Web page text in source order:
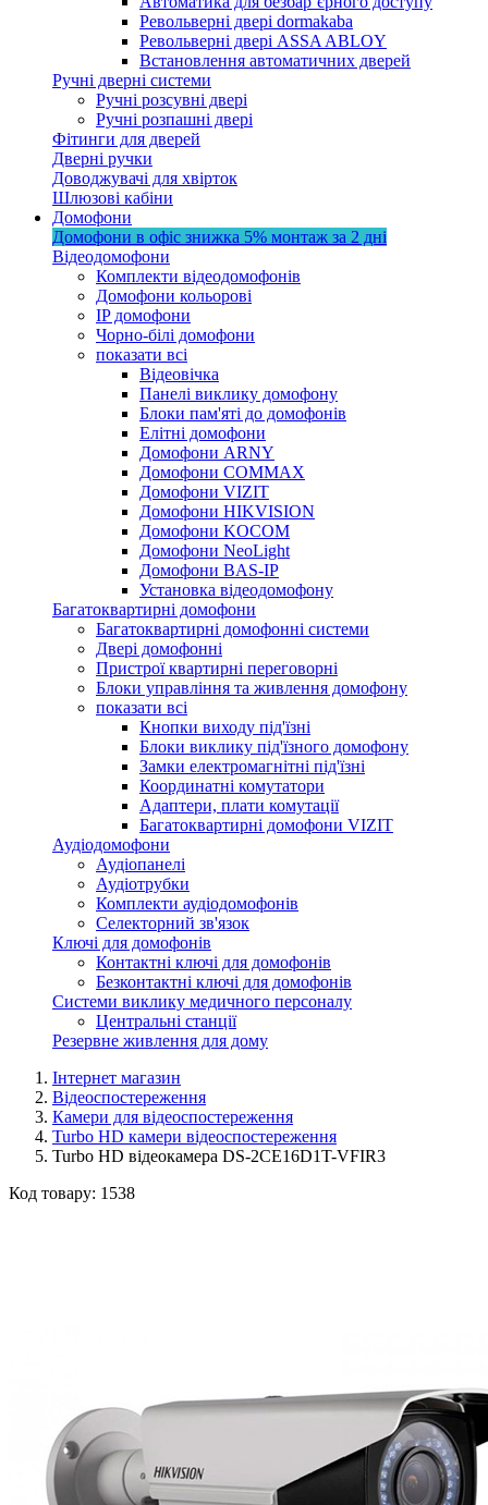
Револьверні двері dormakaba
Револьверні двері ASSA ABLOY
Встановлення автоматичних дверей
Ручні дверні системи
Ручні розсувні двері
Ручні розпашні двері
Фітинги для дверей
Дверні ручки
Доводжувачі для хвірток
Шлюзові кабіни
Домофони
Домофони в офіс знижка 5% монтаж за 2 дні
Відеодомофони
Комплекти відеодомофонів
Домофони кольорові
IP домофони
Чорно-білі домофони
показати всі
Відеовічка
Панелі виклику домофону
Блоки пам'яті до домофонів
Елітні домофони
Домофони ARNY
Домофони COMMAX
Домофони VIZIT
Домофони HIKVISION
Домофони KOCOM
Домофони NeoLight
Домофони BAS-IP
Установка відеодомофону
Багатоквартирні домофони
Багатоквартирні домофонні системи
Двері домофонні
Пристрої квартирні переговорні
Блоки управління та живлення домофону
показати всі
Кнопки виходу під'їзні
Блоки виклику під'їзного домофону
Замки електромагнітні під'їзні
Координатні комутатори
Адаптери, плати комутації
Багатоквартирні домофони VIZIT
Аудіодомофони
Аудіопанелі
Аудіотрубки
Комплекти аудіодомофонів
Селекторний зв'язок
Ключі для домофонів
Контактні ключі для домофонів
Безконтактні ключі для домофонів
Системи виклику медичного персоналу
Центральні станції
Резервне живлення для дому
Інтернет магазин
Відеоспостереження
Камери для відеоспостереження
Turbo HD камери відеоспостереження
Turbo HD відеокамера DS-2CE16D1T-VFIR3
Код товару: 1538